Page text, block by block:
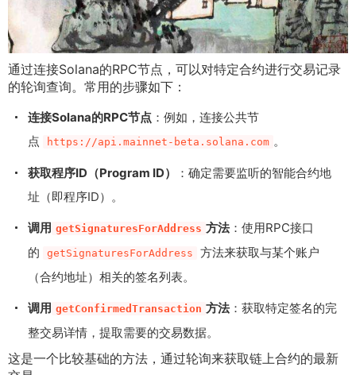
通过连接Solana的RPC节点，可以对特定合约进行交易记录
的轮询查询。常用的步骤如下：
连接Solana的RPC节点 ：例如，连接公共节
点
https://api.mainnet-beta.solana.com 。
获取程序ID（Program ID）
：确定需要监听的智能合约地
址（即程序ID）。
调用 getSignaturesForAddress 方法：使用RPC接口
的
getSignaturesForAddress
方法来获取与某个账户
（合约地址）相关的签名列表。
调用 getConfirmedTransaction 方法：获取特定签名的完
整交易详情，提取需要的交易数据。
这是一个比较基础的方法，通过轮询来获取链上合约的最新